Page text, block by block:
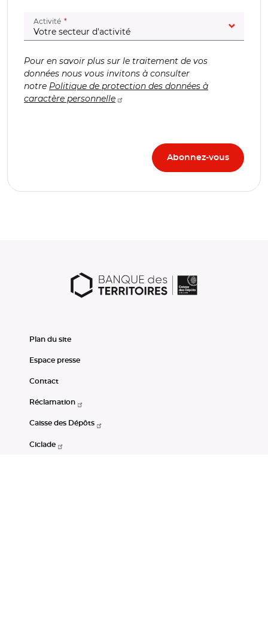
Activité (champ obligatoire)
Pour en savoir plus sur le traitement de vos
données nous vous invitons à consulter
notre Politique de protection des données à
caractère personnelle
Plan du site
Espace presse
Contact
Réclamation
Caisse des Dépôts
Ciclade